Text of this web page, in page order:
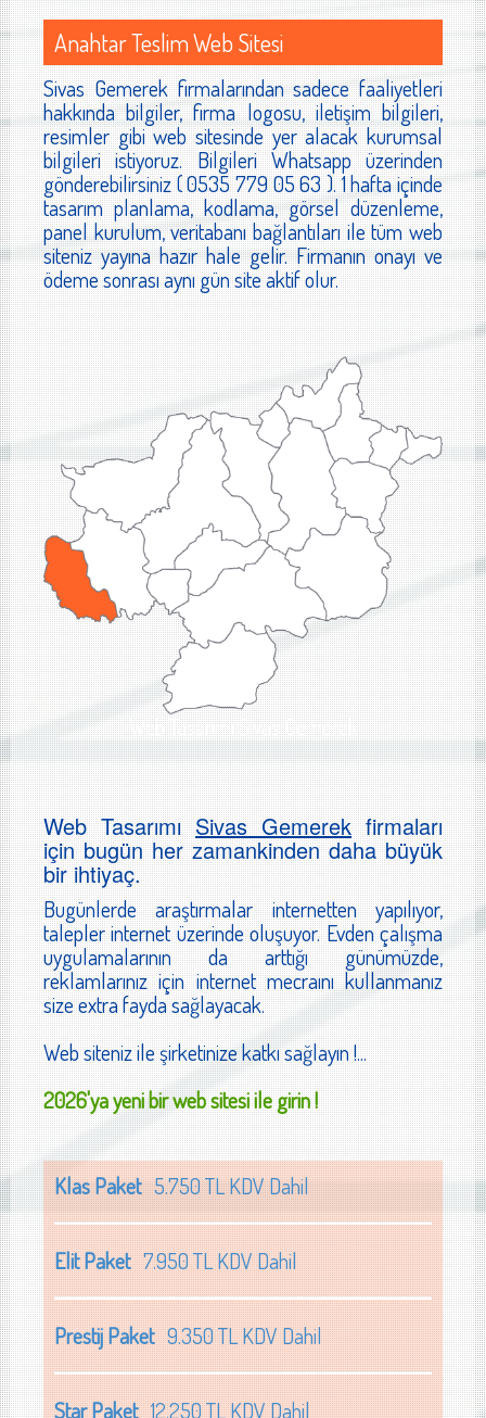
Anahtar Teslim Web Sitesi
Sivas Gemerek firmalarından sadece faaliyetleri
hakkında bilgiler, firma logosu, iletişim bilgileri,
resimler gibi web sitesinde yer alacak kurumsal
bilgileri istiyoruz. Bilgileri Whatsapp üzerinden
gönderebilirsiniz ( 0535 779 05 63 ). 1 hafta içinde
tasarım planlama, kodlama, görsel düzenleme,
panel kurulum, veritabanı bağlantıları ile tüm web
siteniz yayına hazır hale gelir. Firmanın onayı ve
ödeme sonrası aynı gün site aktif olur.
Web Tasarımı Sivas Gemerek
Web TasarımıSivas Gemerekfirmaları
için bugün her zamankinden daha büyük
bir ihtiyaç.
Bugünlerde araştırmalar internetten yapılıyor,
talepler internet üzerinde oluşuyor. Evden çalışma
uygulamalarının da arttığı günümüzde,
reklamlarınız için internet mecraını kullanmanız
size extra fayda sağlayacak.
Web siteniz ile şirketinize katkı sağlayın !...
2026'ya yeni bir web sitesi ile girin !
Klas Paket5.750 TL KDV Dahil
Elit Paket7.950 TL KDV Dahil
Prestij Paket9.350 TL KDV Dahil
Star Paket12.250 TL KDV Dahil